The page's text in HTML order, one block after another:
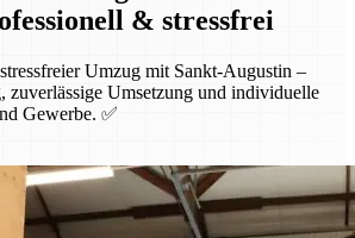
& stressfrei
Umzug mit Sankt-Augustin –
zuverlässige Umsetzung und individuelle
Gewerbe. ✅